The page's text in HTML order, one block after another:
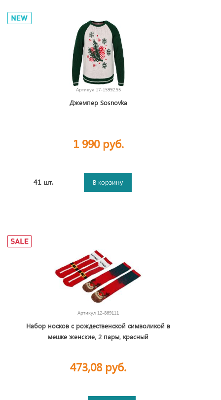
Артикул 17-15992.95
Джемпер Sosnovka
1 990 руб.
41 шт. В корзину
Артикул 12-869111
Набор носков с рождественской символикой в
мешке женские, 2 пары, красный
473,08 руб.